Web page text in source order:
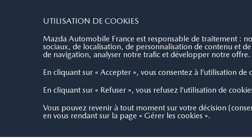
UTILISATION DE COOKIES
Mazda Automobile France est responsable de traitement :
sociaux, de localisation, de personnalisation de contenu et
de navigation, analyser notre trafic et développer notre offre.
En cliquant sur « Accepter », vous consentez à l’utilisation de
En cliquant sur « Refuser », vous refusez l’utilisation de
Vous pouvez revenir à tout moment sur votre décision
en vous rendant sur la page « Gérer les cookies ».